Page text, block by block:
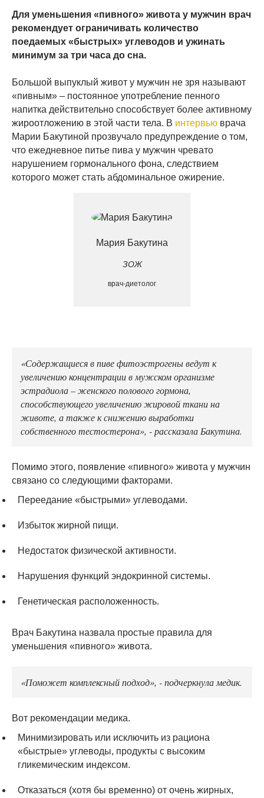
Для уменьшения «пивного» живота у мужчин врач
рекомендует ограничивать количество
поедаемых «быстрых» углеводов и ужинать
минимум за три часа до сна.
Большой выпуклый живот у мужчин не зря называют
«пивным» – постоянное употребление пенного
напитка действительно способствует более активному
жироотложению в этой части тела. В интервью врача
Марии Бакутиной прозвучало предупреждение о том,
что ежедневное питье пива у мужчин чревато
нарушением гормонального фона, следствием
которого может стать абдоминальное ожирение.
Мария Бакутина
ЗОЖ
врач-диетолог
«Содержащиеся в пиве фитоэстрогены ведут к
увеличению концентрации в мужском организме
эстрадиола – женского полового гормона,
способствующего увеличению жировой ткани на
животе, а также к снижению выработки
собственного тестостерона», - рассказала Бакутина.
Помимо этого, появление «пивного» живота у мужчин
связано со следующими факторами.
Переедание «быстрыми» углеводами.
Избыток жирной пищи.
Недостаток физической активности.
Нарушения функций эндокринной системы.
Генетическая расположенность.
Врач Бакутина назвала простые правила для
уменьшения «пивного» живота.
«Поможет комплексный подход», - подчеркнула медик.
Вот рекомендации медика.
Минимизировать или исключить из рациона
«быстрые» углеводы, продукты с высоким
гликемическим индексом.
Отказаться (хотя бы временно) от очень жирных,